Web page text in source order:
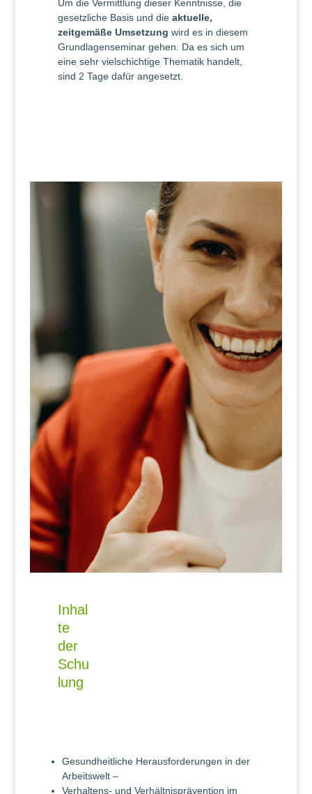
Um die Vermittlung dieser Kenntnisse, die
gesetzliche Basis und die aktuelle,
zeitgemäße Umsetzung wird es in diesem
Grundlagenseminar gehen. Da es sich um
eine sehr vielschichtige Thematik handelt,
sind 2 Tage dafür angesetzt.
Inhal
te
der
Schu
lung
Gesundheitliche Herausforderungen in der
Arbeitswelt –
Verhaltens- und Verhältnisprävention im